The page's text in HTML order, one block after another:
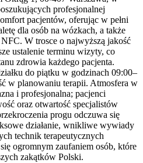
profesjonalnej
pacjentów, oferując w pełni
dla osób na wózkach, a także
W trosce o najwyższą jakość
ustalenie terminu wizyty, co
zdrowia każdego pacjenta.
do piątku w godzinach 09:00–
w planowaniu terapii. Atmosfera w
i profesjonalna; pacjenci
oraz otwartość specjalistów
progu odczuwa się
działanie, wnikliwe wywiady
technik terapeutycznych
ogromnym zaufaniem osób, które
zakątków Polski.